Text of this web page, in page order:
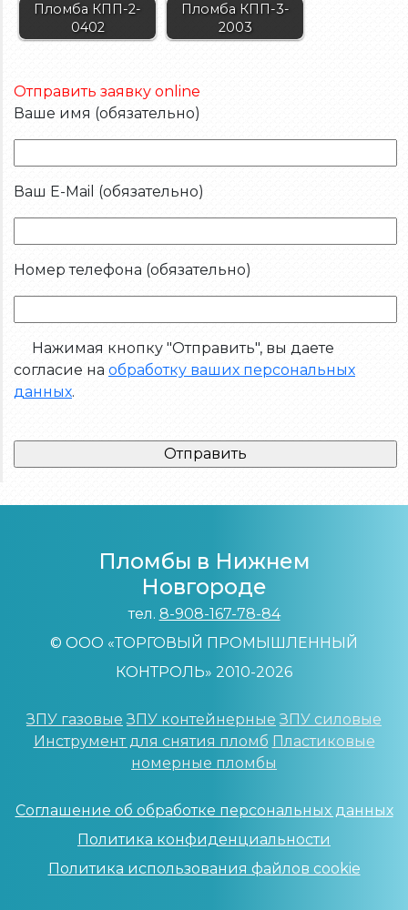
Пломба КПП-2-
0402
Пломба КПП-3-
2003
Отправить заявку online
Ваше имя (обязательно)
Ваш E-Mail (обязательно)
Номер телефона (обязательно)
Нажимая кнопку "Отправить", вы даете
согласие на обработку ваших персональных
данных.
Пломбы в Нижнем
Новгороде
тел. 8-908-167-78-84
© ООО «ТОРГОВЫЙ ПРОМЫШЛЕННЫЙ
КОНТРОЛЬ» 2010-2026
ЗПУ газовые ЗПУ контейнерные ЗПУ силовые
Инструмент для снятия пломб Пластиковые
номерные пломбы
Соглашение об обработке персональных данных
Политика конфиденциальности
Политика использования файлов cookie